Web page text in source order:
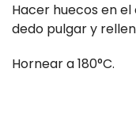
Hacer huecos en
dedo pulgar y
Hornear a 180°C.